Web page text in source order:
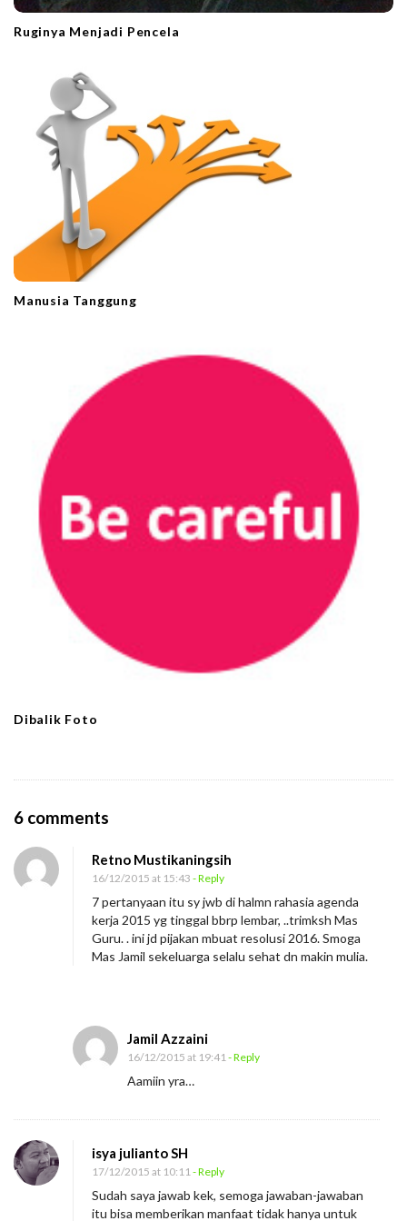
Ruginya Menjadi Pencela
Manusia Tanggung
Dibalik Foto
6 comments
T
j
u
h
r
t
a
n
Retno Mustikaningsih
16/12/2015 at 15:43 - Reply
7 pertanyaan itu sy jwb di halmn rahasia agenda
kerja 2015 yg tinggal bbrp lembar, ..trimksh Mas
Guru. . ini jd pijakan mbuat resolusi 2016. Smoga
Mas Jamil sekeluarga selalu sehat dn makin mulia.
Jamil Azzaini
16/12/2015 at 19:41- Reply
Aamiin yra…
isya julianto SH
17/12/2015 at 10:11- Reply
Sudah saya jawab kek, semoga jawaban-jawaban
itu bisa memberikan manfaat tidak hanya untuk